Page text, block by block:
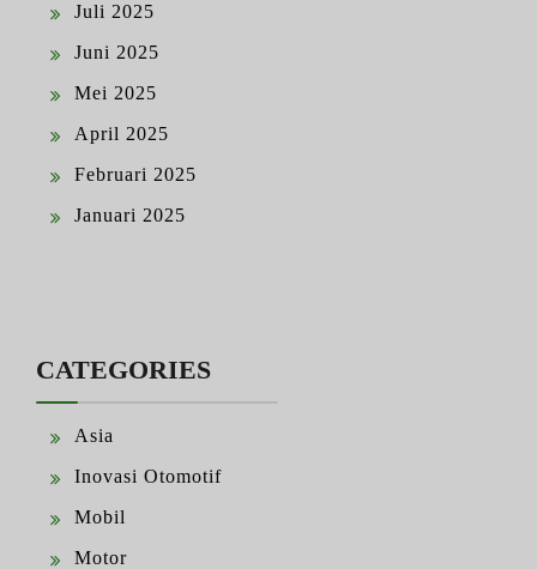
Juli 2025
Juni 2025
Mei 2025
April 2025
Februari 2025
Januari 2025
CATEGORIES
Asia
Inovasi Otomotif
Mobil
Motor